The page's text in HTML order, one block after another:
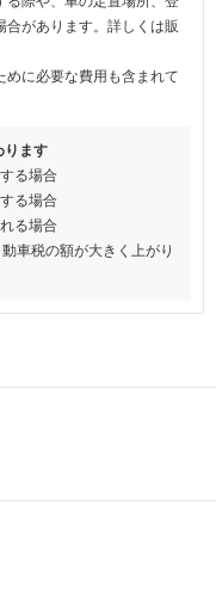
があります。詳しくは販
に必要な費用も含まれて
ります
る場合
る場合
る場合
車税の額が大きく上がり